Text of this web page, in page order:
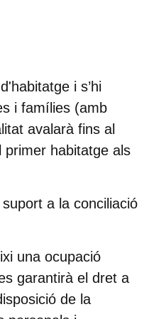
i s’hi
i famílies (amb
avalarà fins al
primer habitatge als
a la conciliació
una ocupació
garantirà el dret a
de la